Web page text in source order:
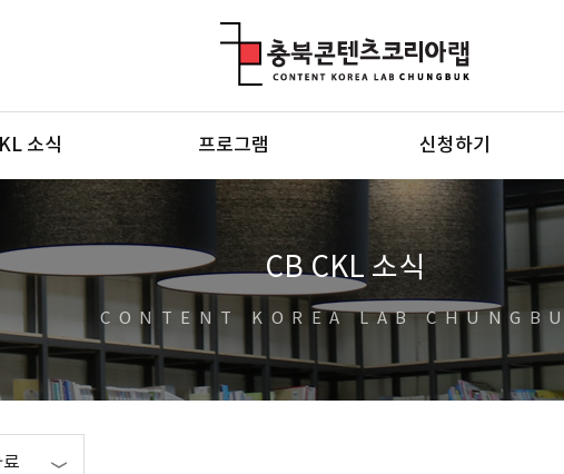
소식 프로그램 신청하기
CB CKL 소식
CONTENT KOREA LAB